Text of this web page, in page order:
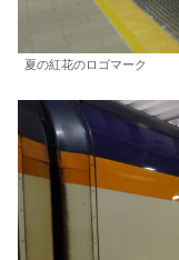
夏の紅花のロゴマーク